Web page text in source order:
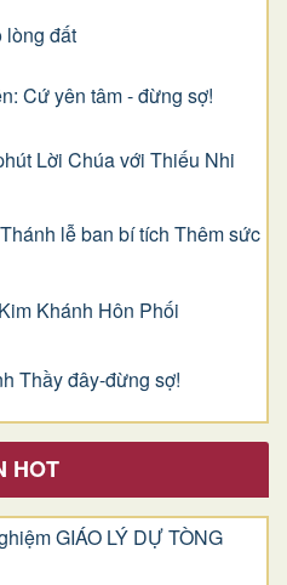
lòng đất
Cứ yên tâm - đừng sợ!
Lời Chúa với Thiếu Nhi
lễ ban bí tích Thêm sức
Khánh Hôn Phối
Thầy đây-đừng sợ!
HOT
GIÁO LÝ DỰ TÒNG